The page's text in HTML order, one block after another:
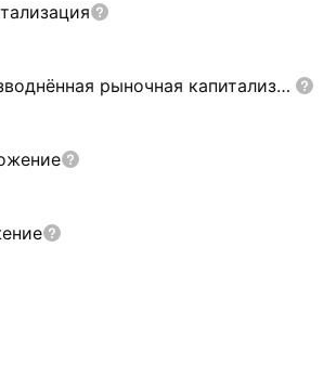
Полностью разводнённая рыночная капитализация